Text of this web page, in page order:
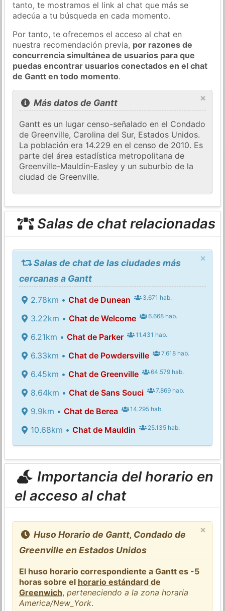
tanto, te mostramos el link al chat que más se
adecúa a tu búsqueda en cada momento.
Por tanto, te ofrecemos el acceso al chat en
nuestra recomendación previa, por razones de
concurrencia simultánea de usuarios para que
puedas encontrar usuarios conectados en el chat
de Gantt en todo momento.
×
Más datos de Gantt
Gantt es un lugar censo-señalado en el Condado
de Greenville, Carolina del Sur, Estados Unidos.
La población era 14.229 en el censo de 2010. Es
parte del área estadística metropolitana de
Greenville-Mauldin-Easley y un suburbio de la
ciudad de Greenville.
Salas de chat relacionadas
×
Salas de chat de las ciudades más
cercanas a Gantt
2.78km • Chat de Dunean 3.671 hab.
3.22km • Chat de Welcome 6.668 hab.
6.21km • Chat de Parker 11.431 hab.
6.33km • Chat de Powdersville 7.618 hab.
6.45km • Chat de Greenville 64.579 hab.
8.64km • Chat de Sans Souci 7.869 hab.
9.9km • Chat de Berea 14.295 hab.
10.68km • Chat de Mauldin 25.135 hab.
Importancia del horario en
el acceso al chat
×
Huso Horario de Gantt, Condado de
Greenville en Estados Unidos
El huso horario correspondiente a Gantt es -5
horas sobre el horario estándard de
Greenwich,perteneciendo a la zona horaria
America/New_York.